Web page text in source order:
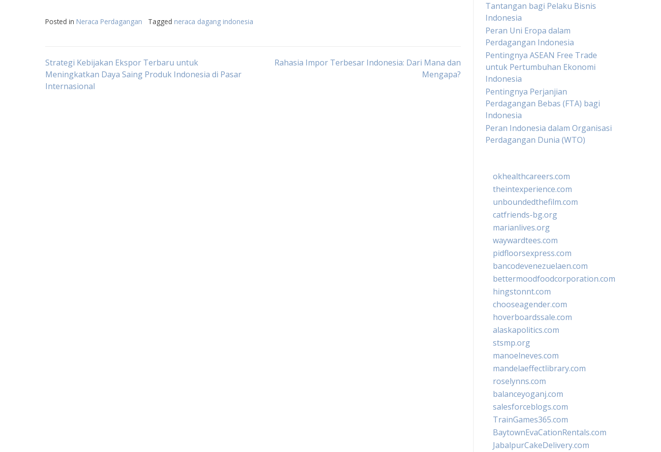
Posted in Neraca Perdagangan Tagged neraca dagang indonesia
Post
navigation
Strategi Kebijakan Ekspor Terbaru untuk
Meningkatkan Daya Saing Produk Indonesia di Pasar
Internasional
Rahasia Impor Terbesar Indonesia: Dari Mana dan
Mengapa?
Tantangan bagi Pelaku Bisnis
Indonesia
Peran Uni Eropa dalam
Perdagangan Indonesia
Pentingnya ASEAN Free Trade
untuk Pertumbuhan Ekonomi
Indonesia
Pentingnya Perjanjian
Perdagangan Bebas (FTA) bagi
Indonesia
Peran Indonesia dalam Organisasi
Perdagangan Dunia (WTO)
okhealthcareers.com
theintexperience.com
unboundedthefilm.com
catfriends-bg.org
marianlives.org
waywardtees.com
pidfloorsexpress.com
bancodevenezuelaen.com
bettermoodfoodcorporation.com
hingstonnt.com
chooseagender.com
hoverboardssale.com
alaskapolitics.com
stsmp.org
manoelneves.com
mandelaeffectlibrary.com
roselynns.com
balanceyoganj.com
salesforceblogs.com
TrainGames365.com
BaytownEvaCationRentals.com
JabalpurCakeDelivery.com